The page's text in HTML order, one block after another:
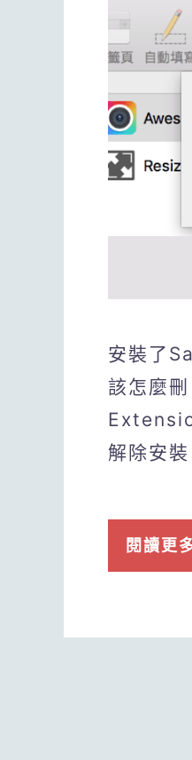
安裝了
該怎麼
解除安
閱讀更